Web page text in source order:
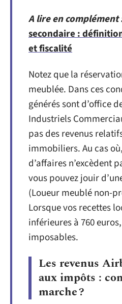
A lire en complément
secondaire :
et fiscalité
Notez que la
meublée. Dans ces
générés sont d’office
Industriels
pas des revenus
immobiliers. Au cas
d’affaires n’excèdent
vous pouvez jouir
(Loueur meublé non-
Lorsque vos recettes
inférieures à 760
imposables.
Les revenus
aux impôts :
marche ?